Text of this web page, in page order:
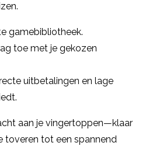
gamebibliotheek.
toe met je gekozen
uitbetalingen en lage
aan je vingertoppen—klaar
toveren tot een spannend